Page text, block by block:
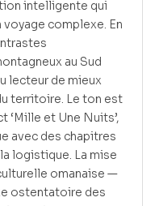
intelligente qui
complexe. En
au Sud
lecteur de mieux
territoire. Le ton est
‘Mille et Une Nuits’,
avec des chapitres
logistique. La mise
omanaise —
ostentatoire des